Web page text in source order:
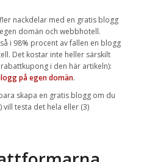
nackdelar med en gratis blogg
domän och webbhotell.
i 98% procent av fallen en blogg
Det kostar inte heller särskilt
i den här artikeln):
på egen domän.
skapa en gratis blogg om du
vill testa det hela eller (3)